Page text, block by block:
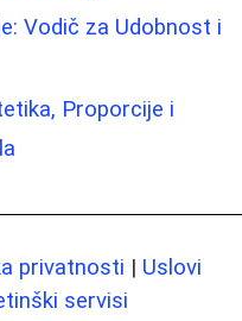
Vodič za Udobnost i
Proporcije i
privatnosti | Uslovi
servisi